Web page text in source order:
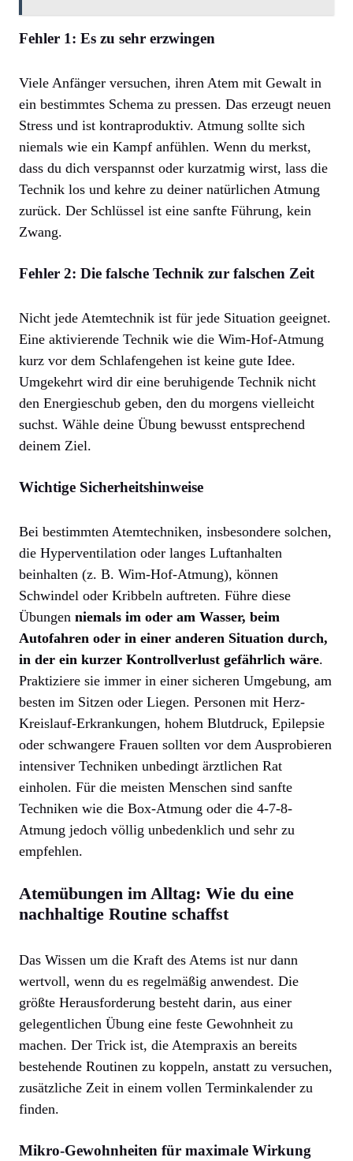
Fehler 1: Es zu sehr erzwingen
Viele Anfänger versuchen, ihren Atem mit Gewalt in
ein bestimmtes Schema zu pressen. Das erzeugt neuen
Stress und ist kontraproduktiv. Atmung sollte sich
niemals wie ein Kampf anfühlen. Wenn du merkst,
dass du dich verspannst oder kurzatmig wirst, lass die
Technik los und kehre zu deiner natürlichen Atmung
zurück. Der Schlüssel ist eine sanfte Führung, kein
Zwang.
Fehler 2: Die falsche Technik zur falschen Zeit
Nicht jede Atemtechnik ist für jede Situation geeignet.
Eine aktivierende Technik wie die Wim-Hof-Atmung
kurz vor dem Schlafengehen ist keine gute Idee.
Umgekehrt wird dir eine beruhigende Technik nicht
den Energieschub geben, den du morgens vielleicht
suchst. Wähle deine Übung bewusst entsprechend
deinem Ziel.
Wichtige Sicherheitshinweise
Bei bestimmten Atemtechniken, insbesondere solchen,
die Hyperventilation oder langes Luftanhalten
beinhalten (z. B. Wim-Hof-Atmung), können
Schwindel oder Kribbeln auftreten. Führe diese
Übungen niemals im oder am Wasser, beim
Autofahren oder in einer anderen Situation durch,
in der ein kurzer Kontrollverlust gefährlich wäre.
Praktiziere sie immer in einer sicheren Umgebung, am
besten im Sitzen oder Liegen. Personen mit Herz-
Kreislauf-Erkrankungen, hohem Blutdruck, Epilepsie
oder schwangere Frauen sollten vor dem Ausprobieren
intensiver Techniken unbedingt ärztlichen Rat
einholen. Für die meisten Menschen sind sanfte
Techniken wie die Box-Atmung oder die 4-7-8-
Atmung jedoch völlig unbedenklich und sehr zu
empfehlen.
Atemübungen im Alltag: Wie du eine
nachhaltige Routine schaffst
Das Wissen um die Kraft des Atems ist nur dann
wertvoll, wenn du es regelmäßig anwendest. Die
größte Herausforderung besteht darin, aus einer
gelegentlichen Übung eine feste Gewohnheit zu
machen. Der Trick ist, die Atempraxis an bereits
bestehende Routinen zu koppeln, anstatt zu versuchen,
zusätzliche Zeit in einem vollen Terminkalender zu
finden.
Mikro-Gewohnheiten für maximale Wirkung